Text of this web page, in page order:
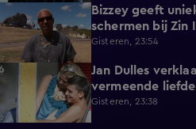
1:32
Bizzey geeft
schermen bij Zin
Gisteren, 23:54
4:14
Jan Dulles
vermeende
Gisteren, 23:38